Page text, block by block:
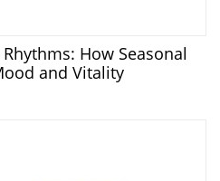
How Seasonal
and Vitality